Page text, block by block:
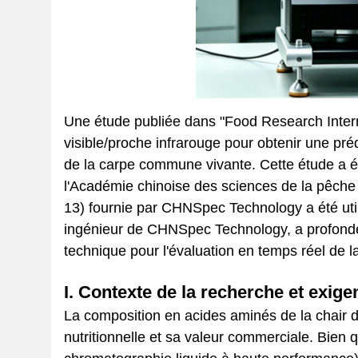
Une étude publiée dans "Food Research
visible/proche infrarouge pour obtenir une
de la carpe commune vivante. Cette étude a
l'Académie chinoise des sciences de la
13) fournie par CHNSpec Technology a été
ingénieur de CHNSpec Technology, a
technique pour l'évaluation en temps réel de
I. Contexte de la recherche et
La composition en acides aminés de la chair
nutritionnelle et sa valeur commerciale. Bien